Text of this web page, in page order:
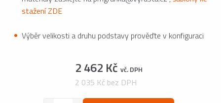
stažení ZDE
Výběr velikosti a druhu podstavy prověďte v konfiguraci
2 462 Kč vč. DPH
2 035 Kč bez DPH